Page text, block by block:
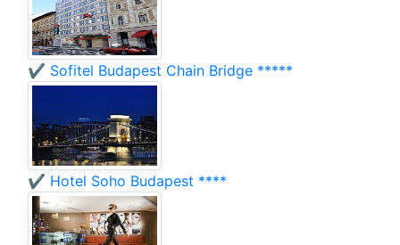
✔️ Sofitel Budapest Chain Bridge *****
✔️ Hotel Soho Budapest ****